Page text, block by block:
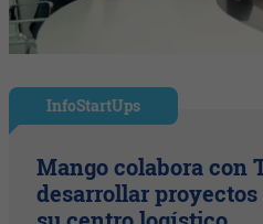
InfoStartUps
Mango colabora con
desarrollar